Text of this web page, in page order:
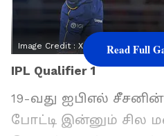
Image Credit : X@IPL
IPL Qualifier 1
19-வது ஐபிஎல்
போட்டி இன்னும் சில
Read Full